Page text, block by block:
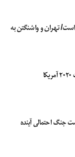
تهران و واشنگتن به
جنگ احتمالی آینده